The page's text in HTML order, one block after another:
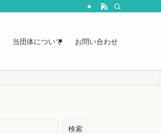
当団体について お問い合わせ
検索